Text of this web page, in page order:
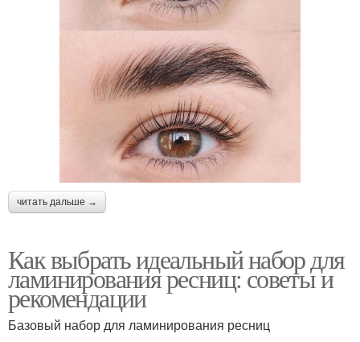
читать дальше →
Как выбрать идеальный набор для
ламинирования ресниц: советы и
рекомендации
Базовый набор для ламинирования ресниц